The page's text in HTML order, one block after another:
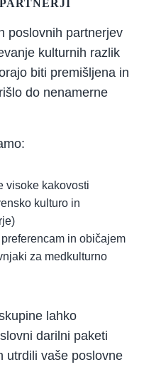
poslovnih partnerjev
kulturnih razlik
biti premišljena in
do nenamerne
visoke kakovosti
kulturo in
in običajem
za medkulturno
lahko
darilni paketi
utrdili vaše poslovne